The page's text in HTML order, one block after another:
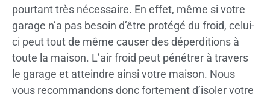
pourtant très nécessaire. En effet, même si votre
garage n’a pas besoin d’être protégé du froid, celui-
ci peut tout de même causer des déperditions à
toute la maison. L’air froid peut pénétrer à travers
le garage et atteindre ainsi votre maison. Nous
vous recommandons donc fortement d’isoler votre